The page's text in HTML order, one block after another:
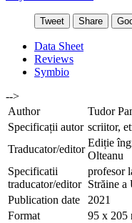
Tweet Share
Data Sheet
Reviews
Symbio
-->
Author
Tudor
Specificații autor scriitor,
Traducator/editor
Ediție
Olteanu
Specificatii
traducator/editor
profesor
Străine
Publication date
2021
Format
95 x 205